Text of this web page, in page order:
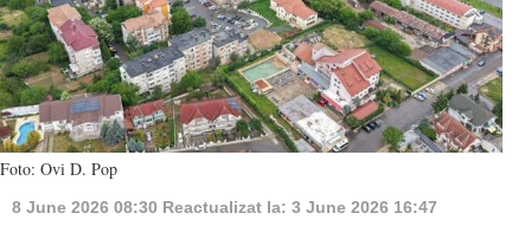
Foto: Ovi D. Pop
8 June 2026 08:30 Reactualizat la: 3 June 2026 16:47